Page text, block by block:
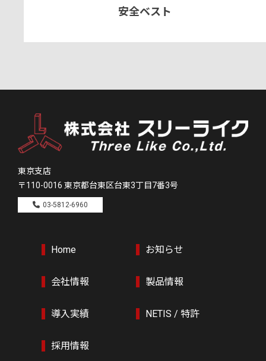
安全ベスト
東京支店
〒110-0016 東京都台東区台東3丁目7番3号
03-5812-6960
Home お知らせ
会社情報 製品情報
導入実績 NETIS / 特許
採用情報